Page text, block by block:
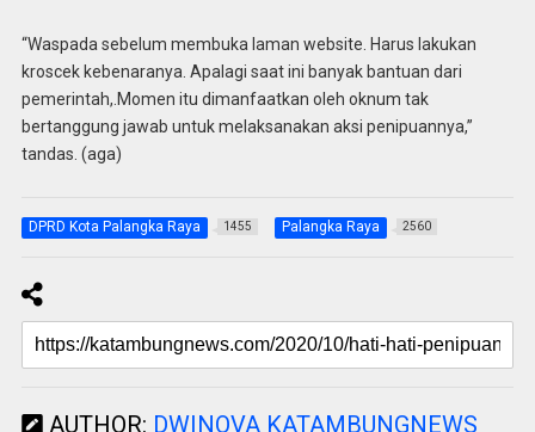
“Waspada sebelum membuka laman website. Harus lakukan
kroscek kebenaranya. Apalagi saat ini banyak bantuan dari
pemerintah,.Momen itu dimanfaatkan oleh oknum tak
bertanggung jawab untuk melaksanakan aksi penipuannya,”
tandas. (aga)
DPRD Kota Palangka Raya 1455 Palangka Raya 2560
AUTHOR: DWINOVA KATAMBUNGNEWS